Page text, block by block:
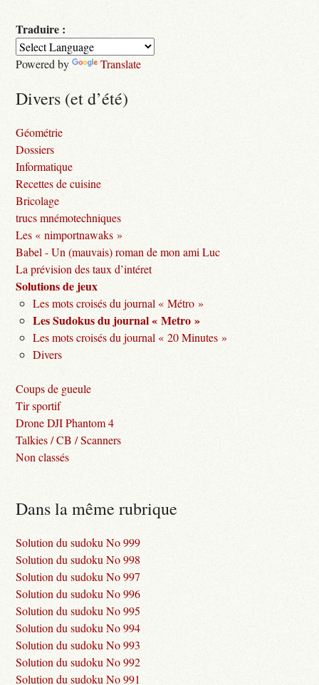
Traduire :
Powered by Translate
Divers (et d’été)
Géométrie
Dossiers
Informatique
Recettes de cuisine
Bricolage
trucs mnémotechniques
Les « nimportnawaks »
Babel - Un (mauvais) roman de mon ami Luc
La prévision des taux d’intéret
Solutions de jeux
Les mots croisés du journal « Métro »
Les Sudokus du journal « Metro »
Les mots croisés du journal « 20 Minutes »
Divers
Coups de gueule
Tir sportif
Drone DJI Phantom 4
Talkies / CB / Scanners
Non classés
Dans la même rubrique
Solution du sudoku No 999
Solution du sudoku No 998
Solution du sudoku No 997
Solution du sudoku No 996
Solution du sudoku No 995
Solution du sudoku No 994
Solution du sudoku No 993
Solution du sudoku No 992
Solution du sudoku No 991